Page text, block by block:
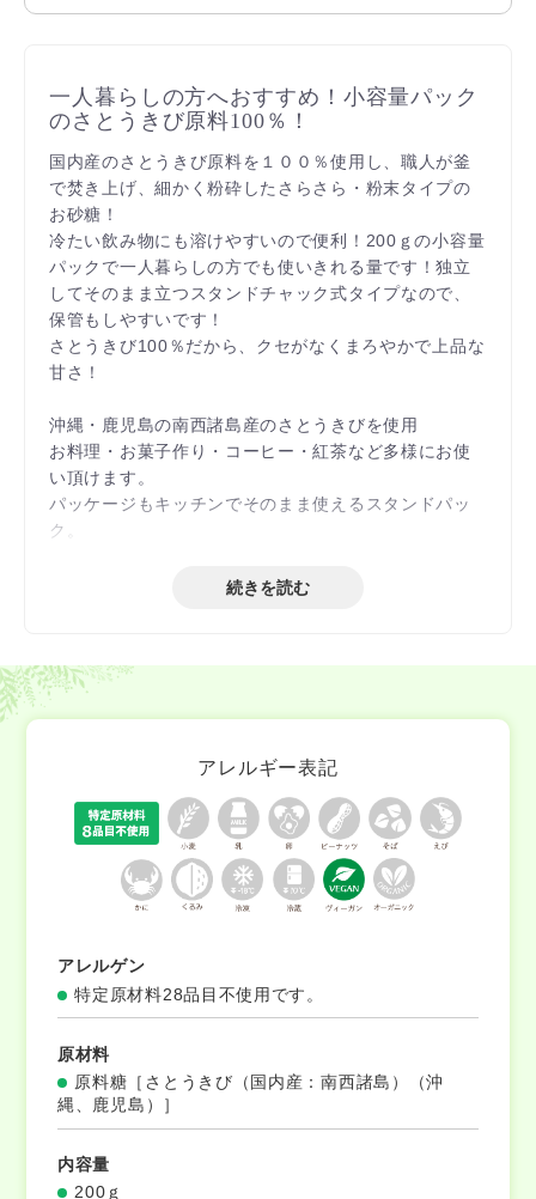
一人暮らしの方へおすすめ！小容量パック
のさとうきび原料100％！
国内産のさとうきび原料を１００％使用し、職人が釜
で焚き上げ、細かく粉砕したさらさら・粉末タイプの
お砂糖！
冷たい飲み物にも溶けやすいので便利！200ｇの小容量
パックで一人暮らしの方でも使いきれる量です！独立
してそのまま立つスタンドチャック式タイプなので、
保管もしやすいです！
さとうきび100％だから、クセがなくまろやかで上品な
甘さ！
沖縄・鹿児島の南西諸島産のさとうきびを使用
お料理・お菓子作り・コーヒー・紅茶など多様にお使
い頂けます。
パッケージもキッチンでそのまま使えるスタンドパッ
ク。
続きを読む
アレルギー表記
アレルゲン
特定原材料28品目不使用です。
原材料
原料糖［さとうきび（国内産：南西諸島）（沖
縄、鹿児島）］
内容量
200ｇ